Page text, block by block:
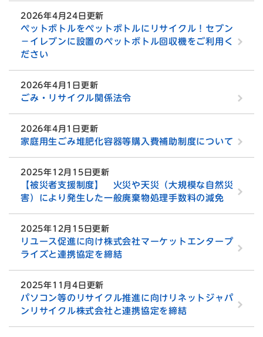
2026年4月24日更新
ペットボトルをペットボトルにリサイクル！セブン
－イレブンに設置のペットボトル回収機をご利用く
ださい
2026年4月1日更新
ごみ・リサイクル関係法令
2026年4月1日更新
家庭用生ごみ堆肥化容器等購入費補助制度について
2025年12月15日更新
【被災者支援制度】 火災や天災（大規模な自然災
害）により発生した一般廃棄物処理手数料の減免
2025年12月15日更新
リユース促進に向け株式会社マーケットエンタープ
ライズと連携協定を締結
2025年11月4日更新
パソコン等のリサイクル推進に向けリネットジャパ
ンリサイクル株式会社と連携協定を締結